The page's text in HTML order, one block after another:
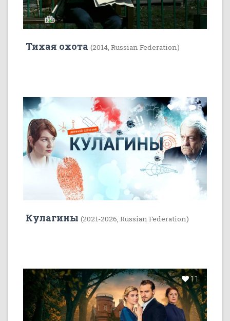
Тихая охота (2014, Russian Federation)
22 5
Кулагины (2021-2026, Russian Federation)
11